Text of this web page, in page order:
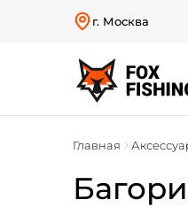
г. Москва
Главная